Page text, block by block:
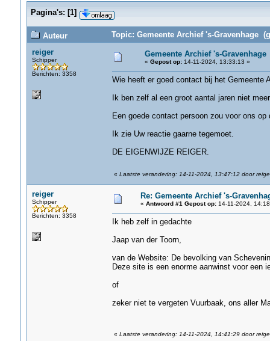
Pagina's: [1]
Auteur
Topic: Gemeente Archief 's-Gravenhage
reiger
Schipper
Berichten: 3358
Gemeente Archief 's-Gravenhage
« Gepost op:14-11-2024, 13:33:13 »
Wie heeft er goed contact bij het Gemeente
Ik ben zelf al een groot aantal jaren niet
Een goede contact persoon zou voor ons
Ik zie Uw reactie gaarne tegemoet.
DE EIGENWIJZE REIGER.
« Laatste verandering: 14-11-2024, 13:47:12 door
reiger
Schipper
Berichten: 3358
Re: Gemeente Archief 's-
« Antwoord #1 Gepost op:14-11-2024,
Ik heb zelf in gedachte
Jaap van der Toorn,
van de Website: De bevolking van
Deze site is een enorme aanwinst voor een
of
zeker niet te vergeten Vuurbaak, ons aller
« Laatste verandering: 14-11-2024, 14:41:29 door